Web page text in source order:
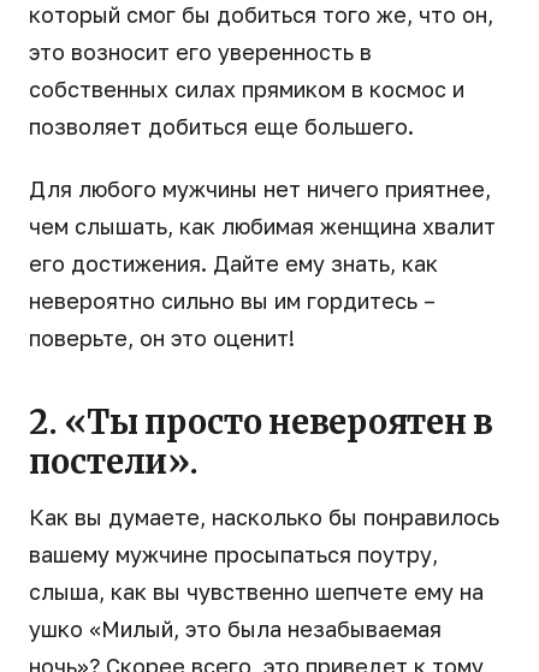
который смог бы добиться того же, что он,
это возносит его уверенность в
собственных силах прямиком в космос и
позволяет добиться еще большего.
Для любого мужчины нет ничего приятнее,
чем слышать, как любимая женщина хвалит
его достижения. Дайте ему знать, как
невероятно сильно вы им гордитесь –
поверьте, он это оценит!
2. «Ты просто невероятен в
постели».
Как вы думаете, насколько бы понравилось
вашему мужчине просыпаться поутру,
слыша, как вы чувственно шепчете ему на
ушко «Милый, это была незабываемая
ночь»? Скорее всего, это приведет к тому,